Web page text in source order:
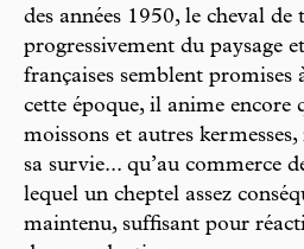
des années 1950, le cheval
progressivement du paysage
françaises semblent promises
cette époque, il anime encore
moissons et autres
sa survie... qu’au commerce
lequel un cheptel assez
maintenu, suffisant pour